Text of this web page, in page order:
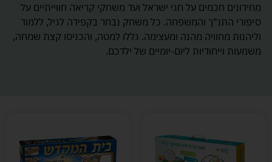
מחידונים חכמים על חגי ישראל ועד משחקי קריאה חווייתיים על
סיפורי התנ"ך והמשפחה. כל משחק נבחר בקפידה לגיל, ללמוד
וליהנות מחוויה מהנה ומעצימה. גללו למטה, והכניסו קצת שמחה,
משמעות וייחודיות ליום-יומיים של ילדכם.